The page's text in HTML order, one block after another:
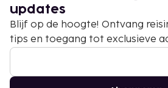
updates
Blijf op de hoogte! Ontvang
tips en toegang tot exclusieve